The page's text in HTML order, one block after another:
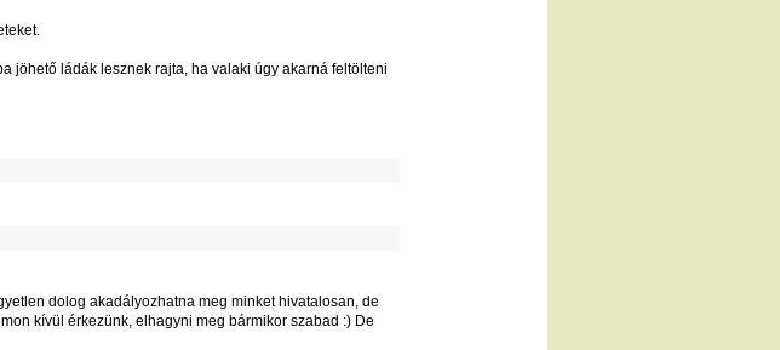
jöhető ládák lesznek rajta, ha valaki úgy akarná feltölteni
dolog akadályozhatna meg minket hivatalosan, de
kívül érkezünk, elhagyni meg bármikor szabad :) De